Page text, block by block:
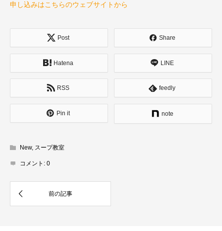
申し込みはこちらのウェブサイトから
Post Share
Hatena LINE
RSS feedly
Pin it note
New, スープ教室
コメント: 0